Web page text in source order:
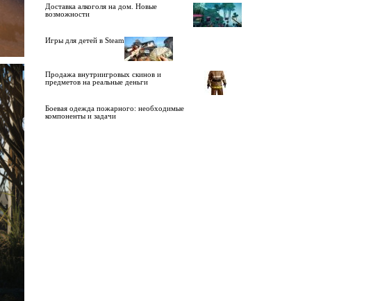
Доставка алкоголя на дом. Новые
возможности
Игры для детей в Steam
Продажа внутриигровых скинов и
предметов на реальные деньги
Боевая одежда пожарного: необходимые
компоненты и задачи